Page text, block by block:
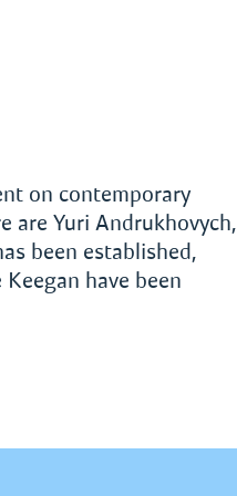
on contemporary
are Yuri Andrukhovych,
been established,
have been